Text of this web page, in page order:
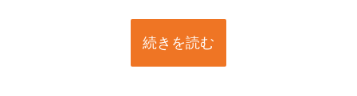
続きを読む